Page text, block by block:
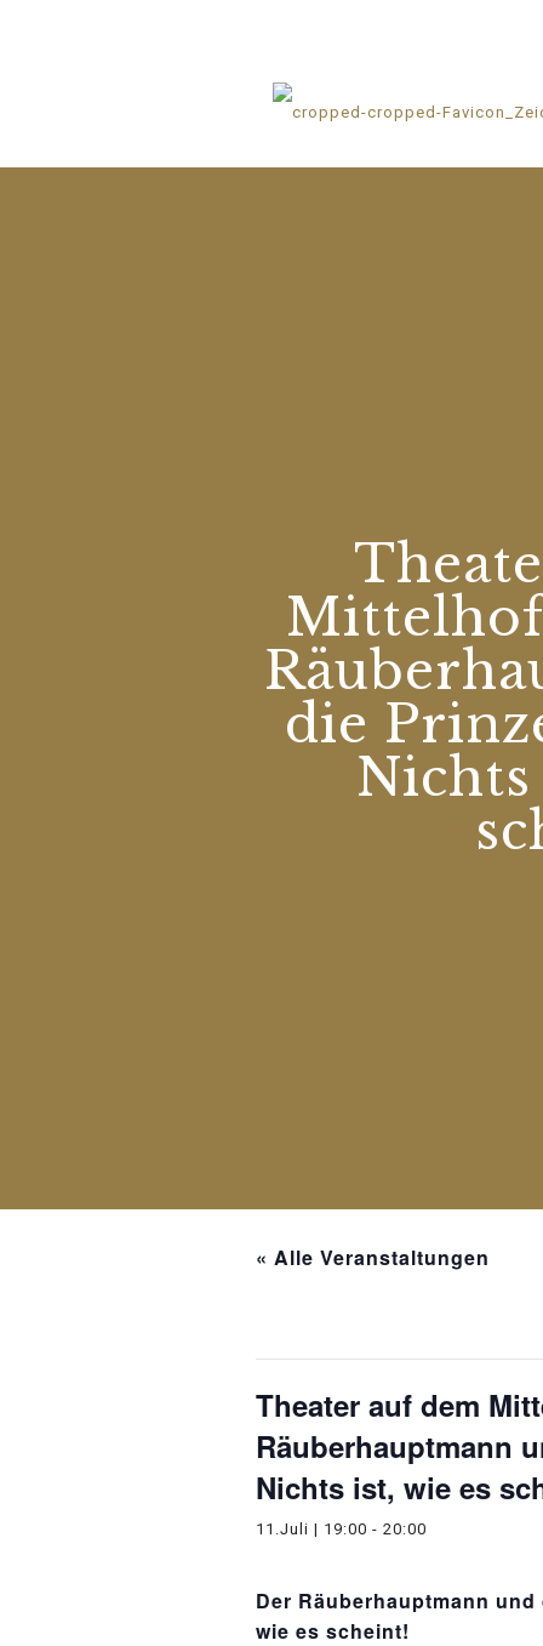
die
Nichts
« Alle Veranstaltungen
Theater auf dem
Räuberhauptmann
Nichts ist, wie es
11.Juli | 19:00 - 20:00
Der Räuberhauptmann
wie es scheint!